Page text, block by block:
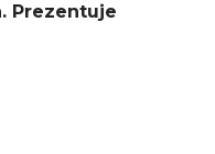
Prezentuje